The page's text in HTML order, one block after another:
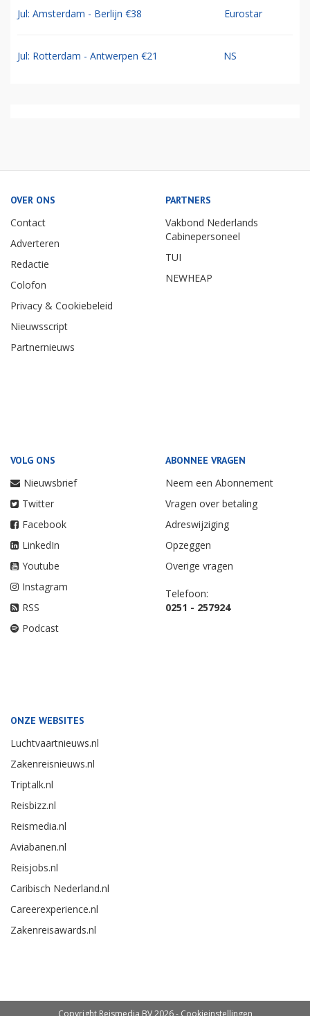
Jul: Amsterdam - Berlijn €38 Eurostar
Jul: Rotterdam - Antwerpen €21 NS
OVER ONS
Contact
Adverteren
Redactie
Colofon
Privacy & Cookiebeleid
Nieuwsscript
Partnernieuws
PARTNERS
Vakbond Nederlands
Cabinepersoneel
TUI
NEWHEAP
VOLG ONS
Nieuwsbrief
Twitter
Facebook
LinkedIn
Youtube
Instagram
RSS
Podcast
ABONNEE VRAGEN
Neem een Abonnement
Vragen over betaling
Adreswijziging
Opzeggen
Overige vragen
Telefoon:
0251 - 257924
ONZE WEBSITES
Luchtvaartnieuws.nl
Zakenreisnieuws.nl
Triptalk.nl
Reisbizz.nl
Reismedia.nl
Aviabanen.nl
Reisjobs.nl
Caribisch Nederland.nl
Careerexperience.nl
Zakenreisawards.nl
Copyright Reismedia BV 2026 - Cookieinstellingen